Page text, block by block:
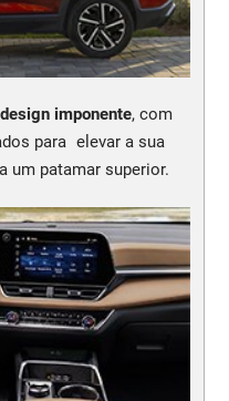
design imponente, com
para elevar a sua
um patamar superior.